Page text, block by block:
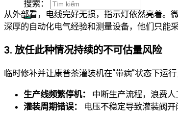
搜索：
从外部看，电线完好无损，指示灯依然亮着。
深厚的自动化电气经验和测量设备，他们只能
3. 放任此种情况持续的不可估量风险
临时修补并让康普茶灌装机在“带病”状态下运
生产线频繁停机：
中断生产流程，浪费人
灌装周期错误：
电压不稳定导致灌装阀